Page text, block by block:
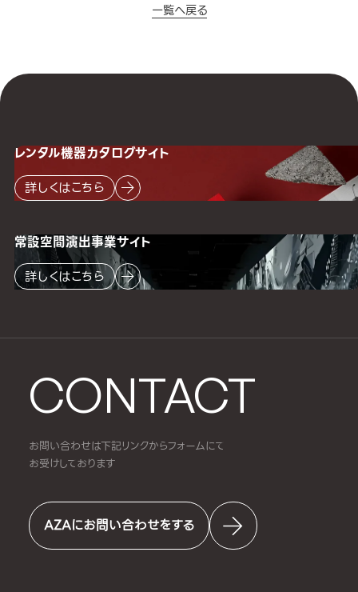
一覧へ戻る
CONTACT
お問い合わせは下記リンクからフォームにて
お受けしております
AZAにお問い合わせをする
レンタル機器カタログサイト
詳しくはこちら
常設空間演出事業サイト
詳しくはこちら